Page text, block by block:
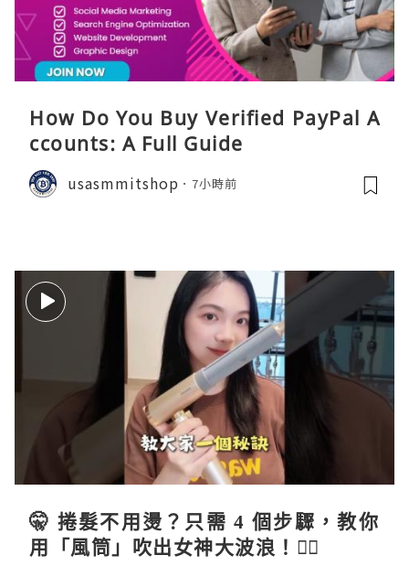
How Do You Buy Verified PayPal A
ccounts: A Full Guide
usasmmitshop 7小時前
🤫 捲髮不用燙？只需 4 個步驟，教你
用「風筒」吹出女神大波浪！💇‍♀️